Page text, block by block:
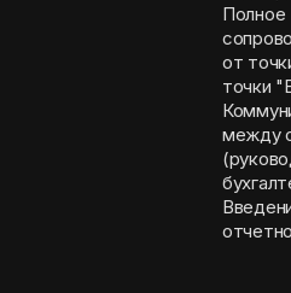
Полное
от
точки
между